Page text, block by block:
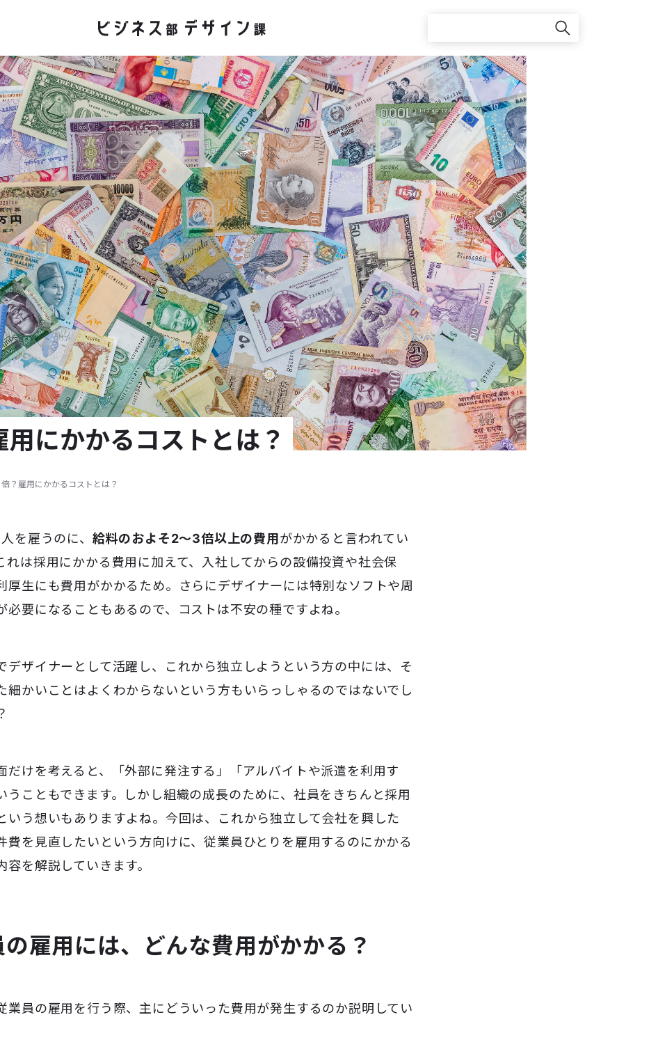
にかかるコストとは？
？雇用にかかるコストとは？
を雇うのに、 給料のおよそ2～3倍以上の費用がかかると言われてい
れは採用にかかる費用に加えて、入社してからの設備投資や社会保
厚生にも費用がかかるため。さらにデザイナーには特別なソフトや周
必要になることもあるので、コストは不安の種ですよね。
デザイナーとして活躍し、これから独立しようという方の中には、そ
細かいことはよくわからないという方もいらっしゃるのではないでし
だけを考えると、「外部に発注する」「アルバイトや派遣を利用す
うこともできます。しかし組織の成長のために、社員をきちんと採用
いう想いもありますよね。今回は、これから独立して会社を興した
費を見直したいという方向けに、従業員ひとりを雇用するのにかかる
容を解説していきます。
雇用には、どんな費用がかかる？
業員の雇用を行う際、主にどういった費用が発生するのか説明してい